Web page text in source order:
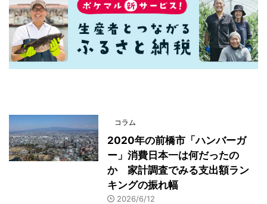
コラム
2020年の前橋市「ハンバーガ
ー」消費日本一は何だったの
か 家計調査でみる支出額ラン
キングの振れ幅
2026/6/12